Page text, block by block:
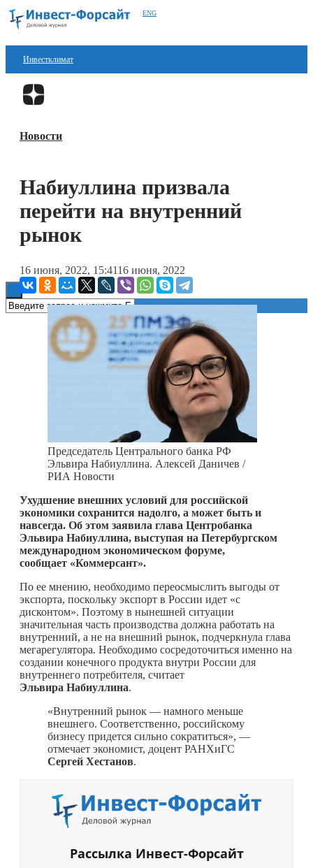
ENG
Инвестклимат
Финансы
Блокчейн
Новости
Набиуллина призвала
перейти на внутренний
рынок
16 июня, 2022, 15:4116 июня, 2022
Председатель Центрального банка РФ
Эльвира Набиуллина. Алексей Даничев /
РИА Новости
Ухудшение внешних условий для российской
экономики сохранится надолго, а может быть и
навсегда. Об этом заявила глава Центробанка
Эльвира Набиуллина, выступая на Петербургском
международном экономическом форуме,
сообщает «Коммерсант».
По ее мнению, необходимо переосмыслить выгоды от
экспорта, поскольку экспорт в России идет «с
дисконтом». Поэтому в нынешней ситуации
значительная часть производства должна работать на
внутренний, а не на внешний рынок, подчеркнула глава
мегарегулятора. Необходимо сосредоточиться именно на
создании конечного продукта внутри России для
внутреннего потребителя, считает
Эльвира Набиуллина.
«Внутренний рынок — намного меньше
внешнего. Соответственно, российскому
бизнесу придется сильно сократиться», —
отмечает экономист, доцент РАНХиГС
Сергей Хестанов.
Рассылка Инвест-Форсайт